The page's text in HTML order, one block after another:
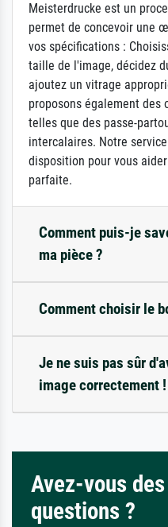
Meisterdrucke est un
permet de concevoir une
vos spécifications :
taille de l'image, décidez
ajoutez un vitrage
proposons également des
telles que des passe-
intercalaires. Notre
disposition pour vous
parfaite.
Comment puis-je
ma pièce ?
Comment choisir le
Je ne suis pas sûr
image correctement !
Avez-vous des
questions ?